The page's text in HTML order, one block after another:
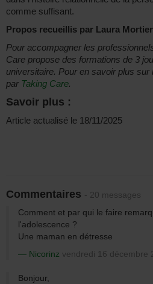
comme suffisant.
Propos recueillis par Laura Mortier
Pour accompagner les
Care propose des formations de 3
universitaire. Pour en savoir plus
par Taking Care.
Savoir plus :
Article actualisé le 18/11/2025
Commentaires - 20 messages
Comment et par qui le faire
l'adolescence ?
Une maman en détresse
Nicorinz vendredi 16 décembre
Bonjour,